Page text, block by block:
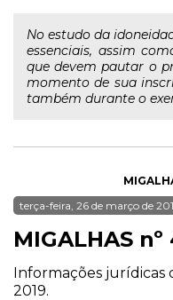
No estudo da
essenciais, assim
que devem pautar o
momento de sua
também durante o
terça-feira, 26 de março de
MIGALHAS nº
Informações jurídicas
2019.